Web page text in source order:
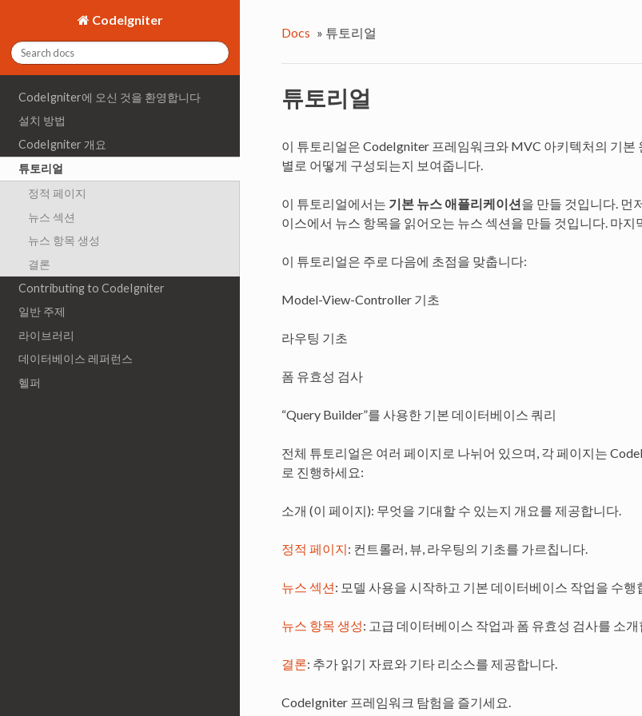
CodeIgniter
CodeIgniter에 오신 것을 환영합니다
설치 방법
CodeIgniter 개요
튜토리얼
정적 페이지
뉴스 섹션
뉴스 항목 생성
결론
Contributing to CodeIgniter
일반 주제
라이브러리
데이터베이스 레퍼런스
헬퍼
Docs » 튜토리얼
튜토리얼
이 튜토리얼은 CodeIgniter 프레임워크와 MVC 아키텍처의 기
별로 어떻게 구성되는지 보여줍니다.
이 튜토리얼에서는 기본 뉴스 애플리케이션을 만들 것입니다. 먼
이스에서 뉴스 항목을 읽어오는 뉴스 섹션을 만들 것입니다. 마
이 튜토리얼은 주로 다음에 초점을 맞춥니다:
Model-View-Controller 기초
라우팅 기초
폼 유효성 검사
“Query Builder”를 사용한 기본 데이터베이스 쿼리
전체 튜토리얼은 여러 페이지로 나뉘어 있으며, 각 페이지는
로 진행하세요:
소개 (이 페이지): 무엇을 기대할 수 있는지 개요를 제공합니다.
정적 페이지: 컨트롤러, 뷰, 라우팅의 기초를 가르칩니다.
뉴스 섹션: 모델 사용을 시작하고 기본 데이터베이스 작업을 수행
뉴스 항목 생성: 고급 데이터베이스 작업과 폼 유효성 검사를 소
결론: 추가 읽기 자료와 기타 리소스를 제공합니다.
CodeIgniter 프레임워크 탐험을 즐기세요.